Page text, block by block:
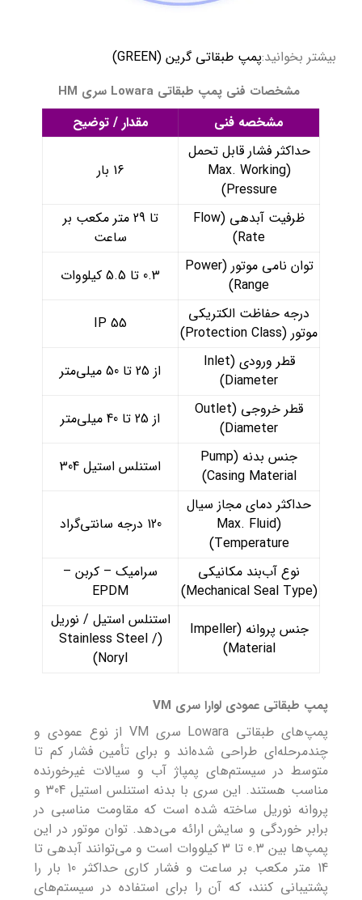
بیشتر بخوانید:پمپ طبقاتی گرین (GREEN)
مشخصات فنی پمپ‌ طبقاتی Lowara سری HM
مشخصه فنی
مقدار / توضیح
حداکثر فشار قابل تحمل
(Max. Working
Pressure)
16 بار
ظرفیت آبدهی (Flow
Rate)
تا 29 متر مکعب بر
ساعت
توان نامی موتور (Power
Range)
0.3 تا 5.5 کیلووات
درجه حفاظت الکتریکی
موتور (Protection Class)
IP 55
قطر ورودی (Inlet
Diameter)
از 25 تا 50 میلی‌متر
قطر خروجی (Outlet
Diameter)
از 25 تا 40 میلی‌متر
جنس بدنه (Pump
Casing Material)
استنلس استیل 304
حداکثر دمای مجاز سیال
(Max. Fluid
Temperature)
120 درجه سانتی‌گراد
نوع آب‌بند مکانیکی
(Mechanical Seal Type)
سرامیک – کربن –
EPDM
جنس پروانه (Impeller
Material)
استنلس استیل / نوریل
(Stainless Steel /
Noryl)
پمپ طبقاتی عمودی لوارا سری VM
پمپ‌های طبقاتی Lowara سری VM از نوع عمودی و
چندمرحله‌ای طراحی شده‌اند و برای تأمین فشار کم تا
متوسط در سیستم‌های پمپاژ آب و سیالات غیرخورنده
مناسب هستند. این سری با بدنه استنلس استیل 304 و
پروانه نوریل ساخته شده است که مقاومت مناسبی در
برابر خوردگی و سایش ارائه می‌دهد. توان موتور در این
پمپ‌ها بین 0.3 تا 3 کیلووات است و می‌توانند آبدهی تا
14 متر مکعب بر ساعت و فشار کاری حداکثر 10 بار را
پشتیبانی کنند، که آن را برای استفاده در سیستم‌های